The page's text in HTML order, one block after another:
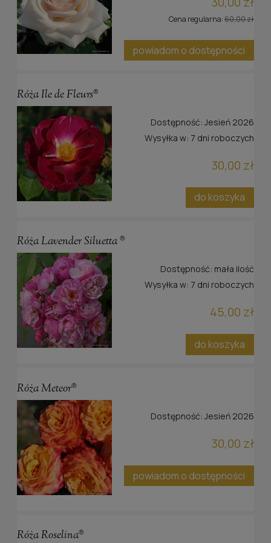
Cena regularna:60,00 zł
powiadom o dostępności
Róża Ile de Fleurs®
Dostępność: Jesień 2026
Wysyłka w: 7 dni roboczych
30,00 zł
do koszyka
Róża Lavender Siluetta ®
Dostępność: mała ilość
Wysyłka w: 7 dni roboczych
45,00 zł
do koszyka
Róża Meteor®
Dostępność: Jesień 2026
30,00 zł
powiadom o dostępności
Róża Roselina®